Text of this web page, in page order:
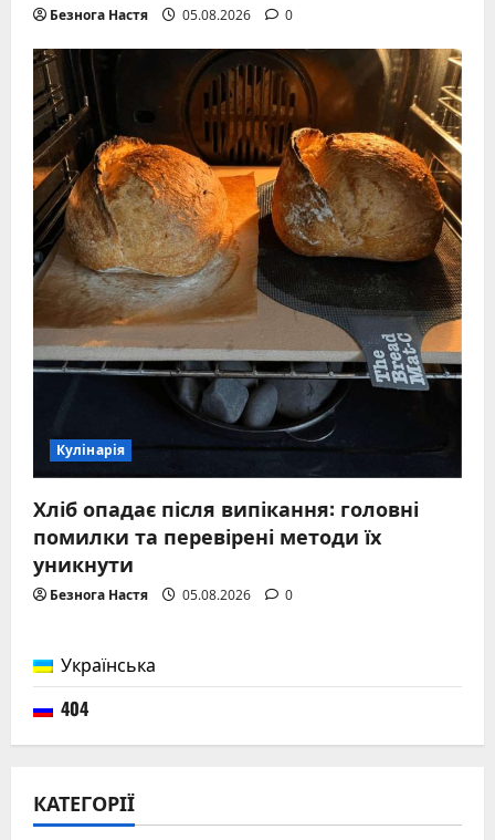
Безнога Настя 05.08.2026 0
Кулінарія
Хліб опадає після випікання: головні
помилки та перевірені методи їх
уникнути
Безнога Настя 05.08.2026 0
Українська
404
КАТЕГОРІЇ